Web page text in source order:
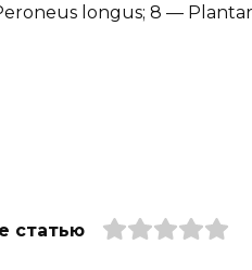
longus; 8 —
статью